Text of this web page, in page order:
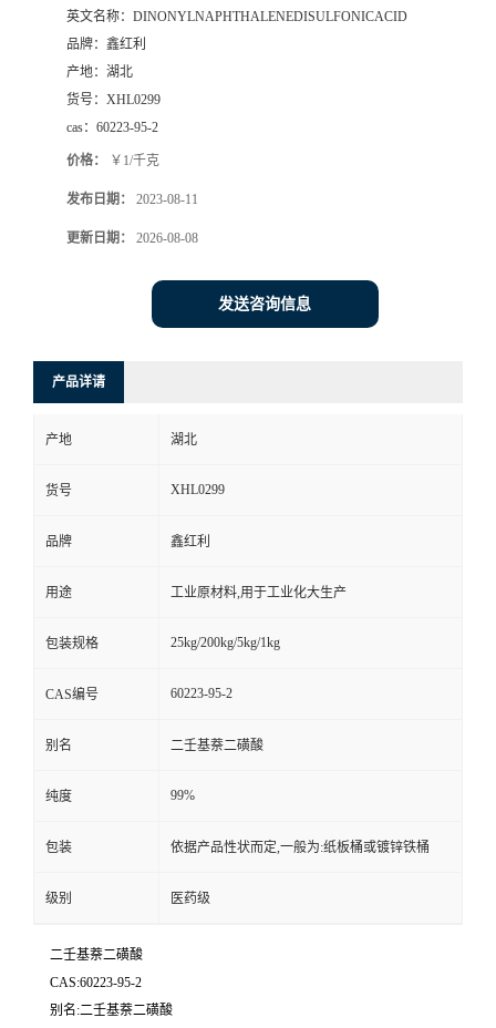
英文名称： DINONYLNAPHTHALENEDISULFONICACID
品牌： 鑫红利
产地： 湖北
货号： XHL0299
cas： 60223-95-2
价格： ￥1/千克
发布日期： 2023-08-11
更新日期： 2026-08-08
发送咨询信息
产品详请
产地 湖北
货号 XHL0299
品牌 鑫红利
用途 工业原材料,用于工业化大生产
包装规格 25kg/200kg/5kg/1kg
CAS编号 60223-95-2
别名 二壬基萘二磺酸
纯度 99%
包装 依据产品性状而定,一般为:纸板桶或镀锌铁桶
级别 医药级
二壬基萘二磺酸
CAS:60223-95-2
别名:二壬基萘二磺酸